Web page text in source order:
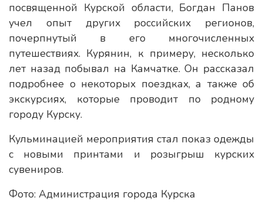
посвященной Курской области, Богдан Панов
учел опыт других российских регионов,
почерпнутый в его многочисленных
путешествиях. Курянин, к примеру, несколько
лет назад побывал на Камчатке. Он рассказал
подробнее о некоторых поездках, а также об
экскурсиях, которые проводит по родному
городу Курску.
Кульминацией мероприятия стал показ одежды
с новыми принтами и розыгрыш курских
сувениров.
Фото: Администрация города Курска